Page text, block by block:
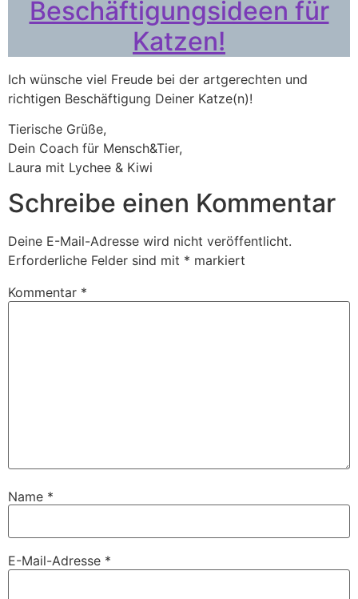
Beschäftigungsideen für
Katzen!
Ich wünsche viel Freude bei der artgerechten und
richtigen Beschäftigung Deiner Katze(n)!
Tierische Grüße,
Dein Coach für Mensch&Tier,
Laura mit Lychee & Kiwi
Schreibe einen Kommentar
Deine E-Mail-Adresse wird nicht veröffentlicht.
Erforderliche Felder sind mit * markiert
Kommentar *
Name *
E-Mail-Adresse *